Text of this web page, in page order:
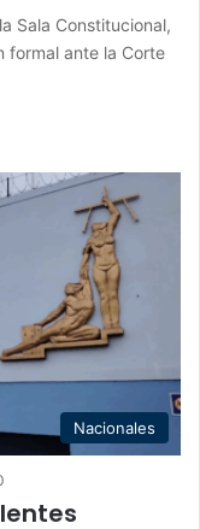
Sala Constitucional,
formal ante la Corte
Nacionales